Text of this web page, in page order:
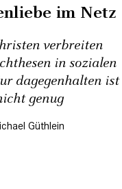
im Netz
verbreiten
in ­sozialen
dagegenhalten ist
genug
Güthlein